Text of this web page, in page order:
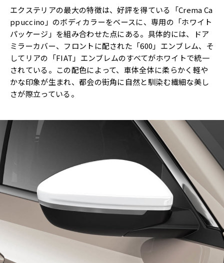
エクステリアの最大の特徴は、好評を得ている「Crema Ca
ppuccino」のボディカラーをベースに、専用の「ホワイト
パッケージ」を組み合わせた点にある。具体的には、ドア
ミラーカバー、フロントに配された「600」エンブレム、そ
してリアの「FIAT」エンブレムのすべてがホワイトで統一
されている。この配色によって、車体全体に柔らかく軽や
かな印象が生まれ、都会の街角に自然と馴染む繊細な美し
さが際立っている。